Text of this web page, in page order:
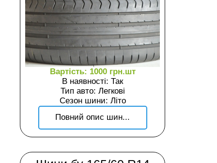
Вартість: 1000 грн.шт
В наявності: Так
Тип авто: Легкові
Сезон шини: Літо
Повний опис шин...